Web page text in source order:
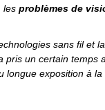
, les problèmes de
sans fil et
pris un certain temps
longue exposition à